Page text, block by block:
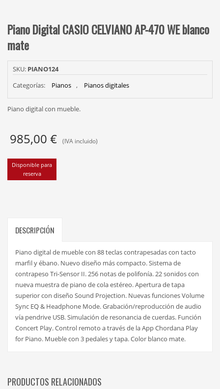
Piano Digital CASIO CELVIANO AP-470 WE blanco
mate
SKU: PIANO124
Categorías:
Pianos , Pianos digitales
Piano digital con mueble.
985,00 € (IVA incluido)
Disponible para
reserva
DESCRIPCIÓN
Piano digital de mueble con 88 teclas contrapesadas con tacto
marfil y ébano. Nuevo diseño más compacto. Sistema de
contrapeso Tri-Sensor II. 256 notas de polifonía. 22 sonidos con
nueva muestra de piano de cola estéreo. Apertura de tapa
superior con diseño Sound Projection. Nuevas funciones Volume
Sync EQ & Headphone Mode. Grabación/reproducción de audio
vía pendrive USB. Simulación de resonancia de cuerdas. Función
Concert Play. Control remoto a través de la App Chordana Play
for Piano. Mueble con 3 pedales y tapa. Color blanco mate.
PRODUCTOS RELACIONADOS